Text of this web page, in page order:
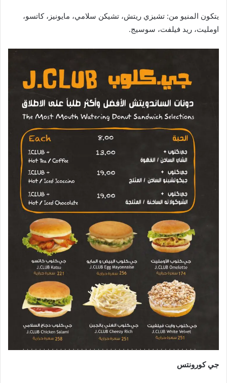
يتكون المنيو من: تشيزي ريتش، تشيكن سلامي، مايونيز، كاتسو،
اومليت، ريد فيلفت، سوسيج.
جي كورونتس